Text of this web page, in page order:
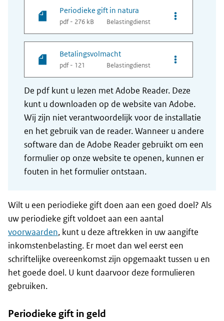
Periodieke gift in natura
pdf - 276 kB Belastingdienst
Opties van
Betalingsvolmacht
pdf - 121 Belastingdienst
Opties van
De pdf kunt u lezen met Adobe Reader. Deze
kunt u downloaden op de website van Adobe.
Wij zijn niet verantwoordelijk voor de installatie
en het gebruik van de reader. Wanneer u andere
software dan de Adobe Reader gebruikt om een
formulier op onze website te openen, kunnen er
fouten in het formulier ontstaan.
Wilt u een periodieke gift doen aan een goed doel? Als
uw periodieke gift voldoet aan een aantal
voorwaarden, kunt u deze aftrekken in uw aangifte
inkomstenbelasting. Er moet dan wel eerst een
schriftelijke overeenkomst zijn opgemaakt tussen u en
het goede doel. U kunt daarvoor deze formulieren
gebruiken.
Periodieke gift in geld